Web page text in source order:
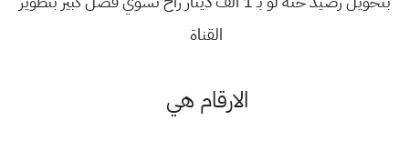
الارقام هي